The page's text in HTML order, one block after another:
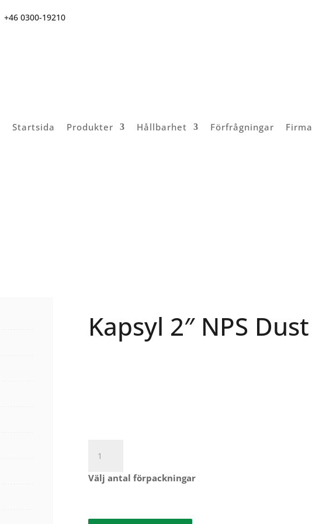
+46 0300-19210
Startsida Produkter Hållbarhet Förfrågningar
Kapsyl 2″ NPS
NPS
mängd
Välj antal förpackningar